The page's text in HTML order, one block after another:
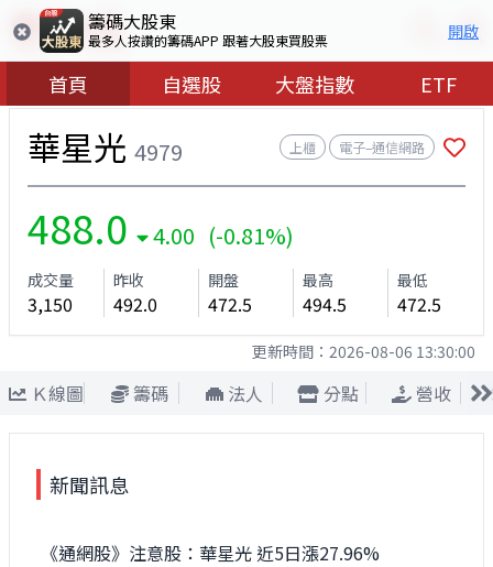
籌碼大股東
最多人按讚的籌碼APP 跟著大股東買股票 開啟
首頁 自選股 大盤指數 ETF
華星光 4979 上櫃 電子–通信網路
488.0 4.00 (-0.81%)
成交量
3,150
昨收
492.0
開盤
472.5
最高
494.5
最低
472.5
更新時間： 2026-08-06 13:30:00
Ｋ線圖 籌碼 法人 分點 營收
新聞訊息
《通網股》注意股：華星光 近5日漲27.96%